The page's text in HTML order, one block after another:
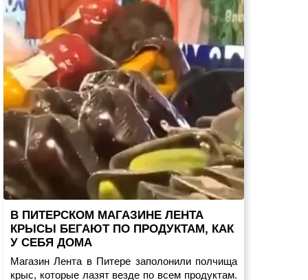
В ПИТЕРСКОМ МАГАЗИНЕ ЛЕНТА
КРЫСЫ БЕГАЮТ ПО ПРОДУКТАМ, КАК
У СЕБЯ ДОМА
Магазин Лента в Питере заполонили полчища
крыс, которые лазят везде по всем продуктам.